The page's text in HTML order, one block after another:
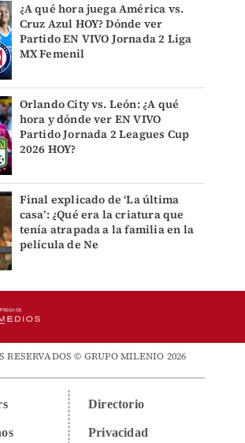
¿A qué hora juega América vs.
Cruz Azul HOY? Dónde ver
Partido EN VIVO Jornada 2 Liga
MX Femenil
Orlando City vs. León: ¿A qué
hora y dónde ver EN VIVO
Partido Jornada 2 Leagues Cup
2026 HOY?
Final explicado de ‘La última
casa’: ¿Qué era la criatura que
tenía atrapada a la familia en la
película de Ne
RESERVADOS © GRUPO MILENIO 2026
Directorio
Privacidad